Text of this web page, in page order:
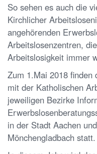
So sehen es auch die
Kirchlicher
angehörenden
Arbeitslosenzentren,
Arbeitslosigkeit immer
Zum 1.Mai 2018 finden
mit der Katholischen
jeweiligen Bezirke
in der Stadt Aachen
Mönchengladbach statt.